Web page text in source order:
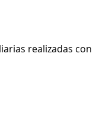
realizadas con